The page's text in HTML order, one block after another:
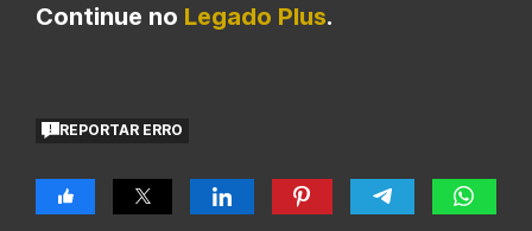
Continue no Legado Plus.
REPORTAR ERRO